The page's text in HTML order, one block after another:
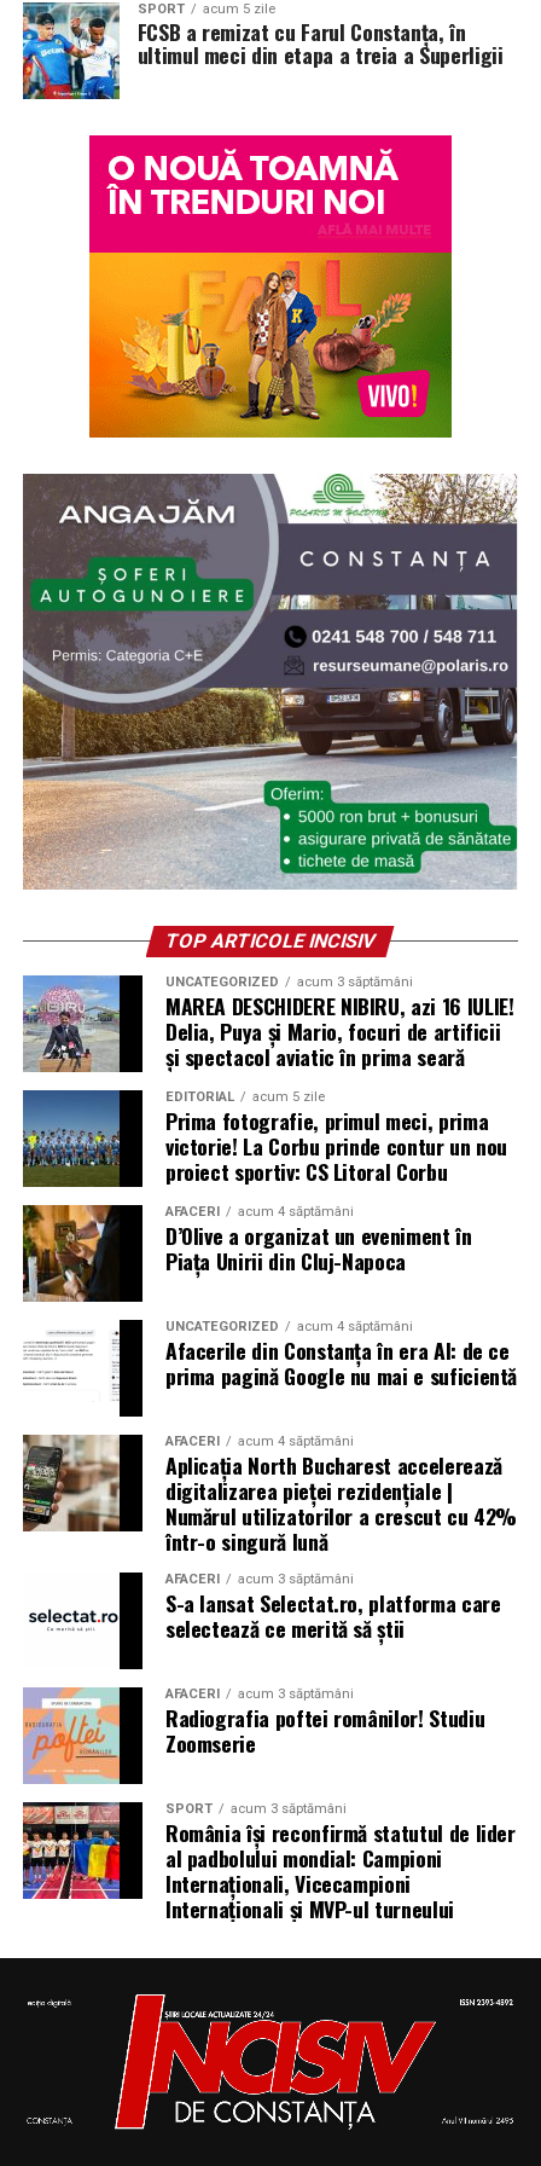
episoade disponibile pe YouTube, unde poate fi urmărit
întregul proces de creație, de la inspirație și alegerea
ingredientelor până la competiția dintre parfumieri.
Ce parfum alegi vara?Nu există un răspuns universal.
Dacă îți plac parfumurile proaspete, citrice și energice,
ingredientele precum lime-ul sunt alegerea ideală. Dacă
preferi aromele calde, exotice și cu personalitate, notele
de smochină, cocos și lemn de santal sunt perfecte
pentru serile de vară.
Indiferent de preferințe, sezonul cald este momentul
ideal să experimentezi și să descoperi parfumuri
inspirate din universul parfumeriei de nișă. Iar colecția
ingredientele premium, creativitatea și accesibilitatea
pot exista în aceeași sticlă.
(Advertorial)
SPORT acum 5 zile
FCSB a remizat cu Farul Constanța, în
ultimul meci din etapa a treia a Superligii
TOP ARTICOLE INCISIV
UNCATEGORIZED acum 3 săptămâni
MAREA DESCHIDERE NIBIRU, azi 16 IULIE!
Delia, Puya și Mario, focuri de artificii
și spectacol aviatic în prima seară
EDITORIAL acum 5 zile
Prima fotografie, primul meci, prima
victorie! La Corbu prinde contur un nou
proiect sportiv: CS Litoral Corbu
AFACERI acum 4 săptămâni
D’Olive a organizat un eveniment în
Piața Unirii din Cluj-Napoca
UNCATEGORIZED acum 4 săptămâni
Afacerile din Constanța în era AI: de ce
prima pagină Google nu mai e suficientă
AFACERI acum 4 săptămâni
Aplicația North Bucharest accelerează
digitalizarea pieței rezidențiale |
Numărul utilizatorilor a crescut cu 42%
într-o singură lună
AFACERI acum 3 săptămâni
S-a lansat Selectat.ro, platforma care
selectează ce merită să știi
AFACERI acum 3 săptămâni
Radiografia poftei românilor! Studiu
Zoomserie
SPORT acum 3 săptămâni
România își reconfirmă statutul de lider
al padbolului mondial: Campioni
Internaționali, Vicecampioni
Internaționali și MVP-ul turneului